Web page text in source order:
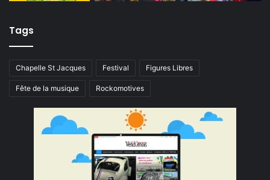
Tags
Chapelle St Jacques Festival Figures Libres
Fête de la musique Rockomotives